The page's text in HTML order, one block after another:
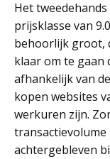
Het
prijsklasse van
behoorlijk groot,
klaar om te gaan
afhankelijk van
kopen websites
werkuren zijn.
achtergebleven